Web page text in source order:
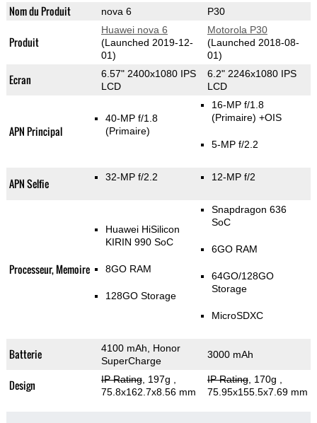
Nom du Produit nova 6 P30
Produit
Huawei nova 6
(Launched 2019-12-
01)
Motorola P30
(Launched 2018-08-
01)
Ecran
6.57" 2400x1080 IPS
LCD
6.2" 2246x1080 IPS
LCD
APN Principal
40-MP f/1.8
(Primaire)
16-MP f/1.8
(Primaire) +OIS
5-MP f/2.2
APN Selfie 32-MP f/2.2 12-MP f/2
Processeur, Memoire
Huawei HiSilicon
KIRIN 990 SoC
8GO RAM
128GO Storage
Snapdragon 636
SoC
6GO RAM
64GO/128GO
Storage
MicroSDXC
Batterie
4100 mAh, Honor
SuperCharge
3000 mAh
Design IP Rating, 197g
75.8x162.7x8.56 mm
IP Rating, 170g
75.95x155.5x7.69 mm